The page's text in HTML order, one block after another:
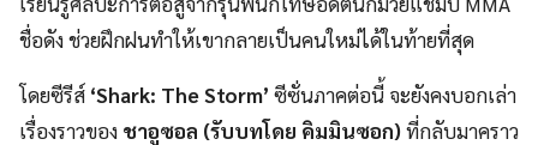
ชื่อดัง ช่วยฝึกฝนทำให้เขากลายเป็นคนใหม่ได้ในท้ายที่สุด
โดยซีรีส์ ‘Shark: The Storm’ ซีซั่นภาคต่อนี้ จะยังคงบอกเล่า
เรื่องราวของ ชาอูซอล (รับบทโดย คิมมินซอก)ที่กลับมาคราว